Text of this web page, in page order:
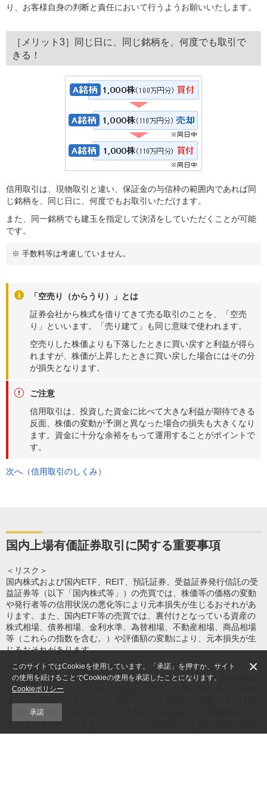
り、お客様自身の判断と責任において行うようお願いいたします。
［メリット3］同じ日に、同じ銘柄を、何度でも取引で
きる！
信用取引は、現物取引と違い、保証金の与信枠の範囲内であれば同
じ銘柄を、同じ日に、何度でもお取引いただけます。
また、同一銘柄でも建玉を指定して決済をしていただくことが可能
です。
※ 手数料等は考慮していません。
「空売り（からうり）」とは
証券会社から株式を借りてきて売る取引のことを、「空売
り」といいます。「売り建て」も同じ意味で使われます。
空売りした株価よりも下落したときに買い戻すと利益が得ら
れますが、株価が上昇したときに買い戻した場合にはその分
が損失となります。
ご注意
信用取引は、投資した資金に比べて大きな利益が期待できる
反面、株価の変動が予測と異なった場合の損失も大きくなり
ます。資金に十分な余裕をもって運用することがポイントで
す。
次へ（信用取引のしくみ）
国内上場有価証券取引に関する重要事項
＜リスク＞
国内株式および国内ETF、REIT、預託証券、受益証券発行信託の受
益証券等（以下「国内株式等」）の売買では、株価等の価格の変動
や発行者等の信用状況の悪化等により元本損失が生じるおそれがあ
ります。また、国内ETF等の売買では、裏付けとなっている資産の
株式相場、債券相場、金利水準、為替相場、不動産相場、商品相場
等（これらの指数を含む。）や評価額の変動により、元本損失が生
じるおそれがあります。
＜保証金の額または計算方法＞
信用取引では、売買代金の30％以上かつ30万円以上の保証金が必要
です。信用取引では、元本（保証金）に比べ、取引額が最大3.3倍程
行者の信用状況の悪化等により元本を上回る損失（元本超過損）が
生じるおそれがあります。レバレッジ型商品等の一部の銘柄の場合
や市場区分、市場の状況等により、30％を上回る委託保証金が必要
このサイトではCookieを使用しています。「承諾」を押すか、サイト
の使用を続けることでCookieの使用を承諾したことになります。
Cookieポリシー
承諾
×